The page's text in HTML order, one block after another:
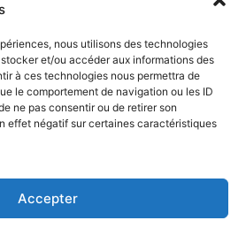
nous utilisons des technologies
et/ou accéder aux informations des
à ces technologies nous permettra de
le comportement de navigation ou les ID
ne pas consentir ou de retirer son
effet négatif sur certaines caractéristiques
Accepter
Entreprises Entrepreneur
By AAKOM.DIGITAL